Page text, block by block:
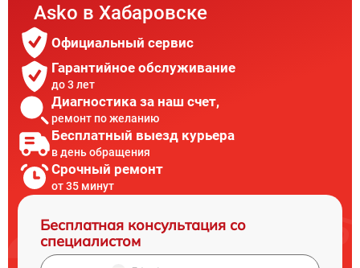
Asko в Хабаровске
Официальный сервис
Гарантийное обслуживание
до 3 лет
Диагностика за наш счет,
ремонт по желанию
Бесплатный выезд курьера
в день обращения
Срочный ремонт
от 35 минут
Бесплатная консультация со
специалистом